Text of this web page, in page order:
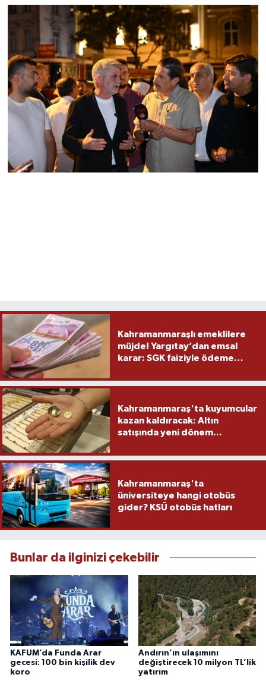
Kahramanmaraşlı emeklilere
müjde! Yargıtay’dan emsal
karar: SGK faiziyle ödeme
Kahramanmaraş'ta kuyumcular
kazan kaldıracak: Altın
satışında yeni dönem...
Kahramanmaraş'ta
üniversiteye hangi otobüs
gider? KSÜ otobüs hatları
Bunlar da ilginizi çekebilir
KAFUM’da Funda Arar
gecesi: 100 bin kişilik dev
koro
Andırın’ın ulaşımını
değiştirecek 10 milyon TL’lik
yatırım